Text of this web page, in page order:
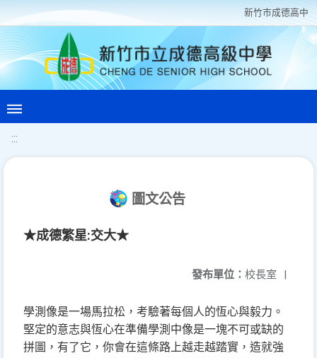
新竹巿成德高中
:::
圖文公告
★成德繁星:交大★
發布單位： 校長室 |
學測像是一場馬拉松，考驗著每個人的恆心與毅力。
堅定的意志與恆心在準備學測中像是一塊不可或缺的
拼圖，有了它，你會在這條路上越走越踏實，造就強